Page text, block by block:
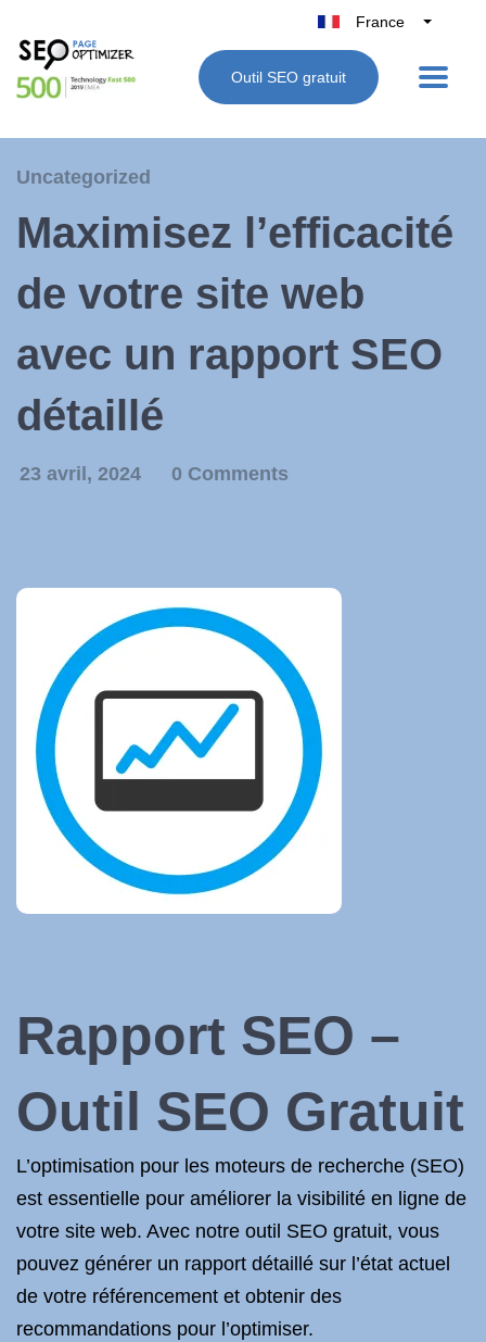
France
Belgique
België
España
Outil SEO gratuit
Uncategorized
Maximisez l’efficacité
de votre site web
avec un rapport SEO
détaillé
23 avril, 2024 0 Comments
Rapport SEO –
Outil SEO Gratuit
L’optimisation pour les moteurs de recherche (SEO)
est essentielle pour améliorer la visibilité en ligne de
votre site web. Avec notre outil SEO gratuit, vous
pouvez générer un rapport détaillé sur l’état actuel
de votre référencement et obtenir des
recommandations pour l’optimiser.